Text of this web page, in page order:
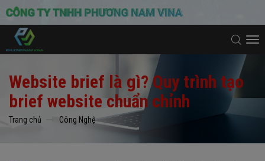
Website brief là gì? Quy trình tạo
brief website chuẩn chỉnh
Trang chủ Công Nghệ